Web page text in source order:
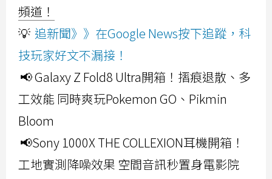
頻道！
💡 追新聞》》在Google News按下追蹤，科
技玩家好文不漏接！
📢 Galaxy Z Fold8 Ultra開箱！摺痕退散、多
工效能 同時爽玩Pokemon GO、Pikmin
Bloom
📢Sony 1000X THE COLLEXION耳機開箱！
工地實測降噪效果 空間音訊秒置身電影院